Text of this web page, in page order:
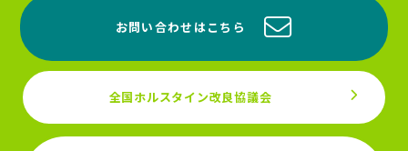
お問い合わせはこちら
全国ホルスタイン改良協議会